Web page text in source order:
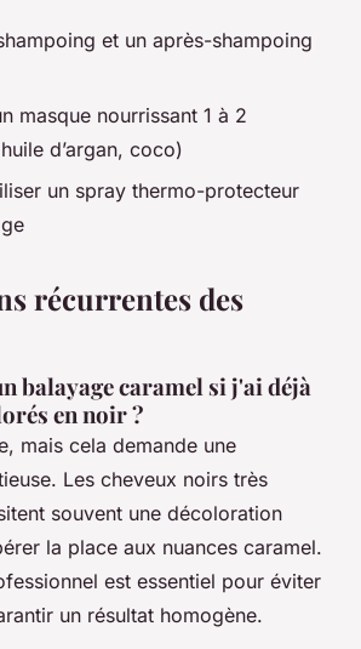
et un après-shampoing
masque nourrissant 1 à 2
d’argan, coco)
un spray thermo-protecteur
récurrentes des
balayage caramel si j'ai déjà
en noir ?
mais cela demande une
Les cheveux noirs très
souvent une décoloration
la place aux nuances caramel.
est essentiel pour éviter
un résultat homogène.